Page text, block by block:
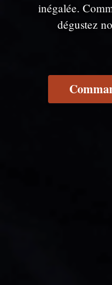
inégalée.
dégustez